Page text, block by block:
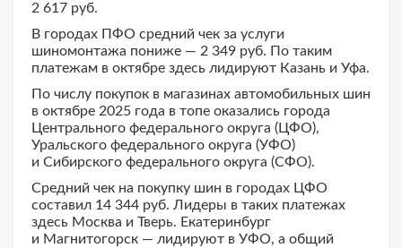
2 617 руб.
В городах ПФО средний чек за услуги
шиномонтажа пониже — 2 349 руб. По таким
платежам в октябре здесь лидируют Казань и Уфа.
По числу покупок в магазинах автомобильных шин
в октябре 2025 года в топе оказались города
Центрального федерального округа (ЦФО),
Уральского федерального округа (УФО)
и Сибирского федерального округа (СФО).
Средний чек на покупку шин в городах ЦФО
составил 14 344 руб. Лидеры в таких платежах
здесь Москва и Тверь. Екатеринбург
и Магнитогорск — лидируют в УФО, а общий